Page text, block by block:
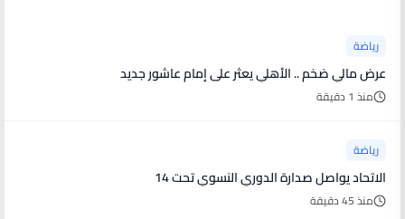
رياضة
عرض مالي ضخم .. الأهلي يعثر على إمام عاشور جديد
منذ 1 دقيقة
رياضة
الاتحاد يواصل صدارة الدوري النسوي تحت 14
منذ 45 دقيقة